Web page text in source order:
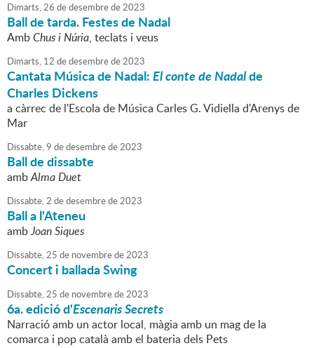
Dimarts,26 dedesembrede2023
Ball de tarda. Festes de Nadal
AmbChus i Núria, teclats i veus
Dimarts, 12 dedesembrede2023
Cantata Música de Nadal:El conte de Nadalde
Charles Dickens
a càrrec de l'Escola de Música Carles G. Vidiella d'Arenys de
Mar
Dissabte,9 dedesembrede2023
Ball de dissabte
ambAlma Duet
Dissabte,2 dedesembrede2023
Ball a l'Ateneu
ambJoan Siques
Dissabte,25 de novembrede2023
Concert i ballada Swing
Dissabte,25 de novembrede2023
6a. edició d'Escenaris Secrets
Narració amb un actor local, màgia amb un mag de la
comarca i pop català amb el bateria dels Pets